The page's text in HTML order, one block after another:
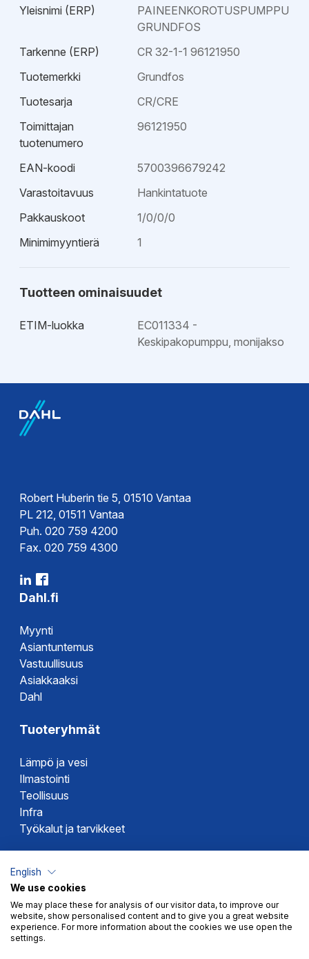
haasteellisia nesteitä ja erittäinkin vaativia olosuhteita.
Tuote-edut: - Pitkäikäinen ja luotettava - Erittäin
huoltaa - Tilaa säästävä - Sopii hiukan syövyttäville
nesteille - Hyvä korroosionkesto - Pienet sisäiset
Yleisnimi (ERP)
PAINEENKOROTUSPUMPPU
GRUNDFOS
Tarkenne (ERP)
CR 32-1-1 96121950
Tuotemerkki
Grundfos
Tuotesarja
CR/CRE
Toimittajan
tuotenumero
96121950
EAN-koodi
5700396679242
Varastoitavuus
Hankintatuote
Pakkauskoot
1/0/0/0
Minimimyyntierä
1
Tuotteen ominaisuudet
ETIM-luokka
EC011334 -
Keskipakopumppu, monijakso
Kytkentäkaavio
Esite
Hyväksynnät
Vaatimustenmukaisuusvakuutus
DoC
Robert Huberin tie 5, 01510 Vantaa
PL 212, 01511 Vantaa
Puh. 020 759 4200
Fax. 020 759 4300
Dahl.fi
Myynti
Asiantuntemus
Vastuullisuus
Asiakkaaksi
Dahl
Tuoteryhmät
Lämpö ja vesi
Ilmastointi
Teollisuus
Infra
Työkalut ja tarvikkeet
Altech
Alterna
Novipro
Votec
English
We use cookies
We may place these for analysis of our visitor data, to improve our
website, show personalised content and to give you a great website
experience. For more information about the cookies we use open the
settings.